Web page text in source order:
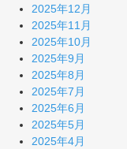
2025年12月
2025年11月
2025年10月
2025年9月
2025年8月
2025年7月
2025年6月
2025年5月
2025年4月